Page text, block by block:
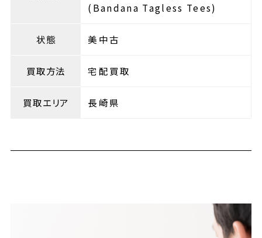
(Bandana Tagless Tees)
状態 美中古
買取方法 宅配買取
買取エリア 長崎県